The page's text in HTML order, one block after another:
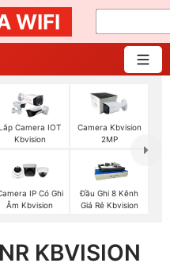
WIFI
Camera IOT
Kbvision
Camera Kbvision
2MP
IP Có Ghi
Âm Kbvision
Đầu Ghi 8 Kênh
Giá Rẻ Kbvision
KBVISION